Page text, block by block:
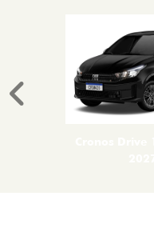
Anterior